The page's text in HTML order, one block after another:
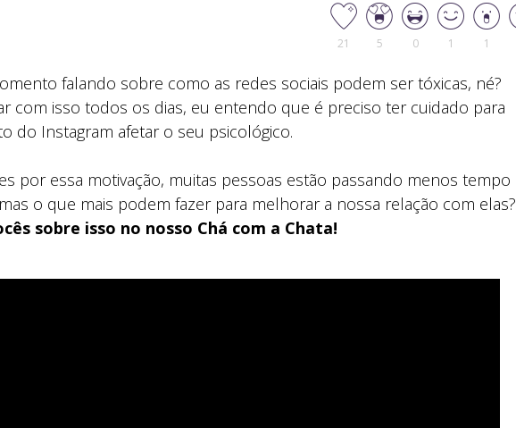
21 5 0 1 1
falando sobre como as redes sociais podem ser tóxicas, né?
com isso todos os dias, eu entendo que é preciso ter cuidado para
do Instagram afetar o seu psicológico.
por essa motivação, muitas pessoas estão passando menos tempo
o que mais podem fazer para melhorar a nossa relação com elas?
sobre isso no nosso Chá com a Chata!